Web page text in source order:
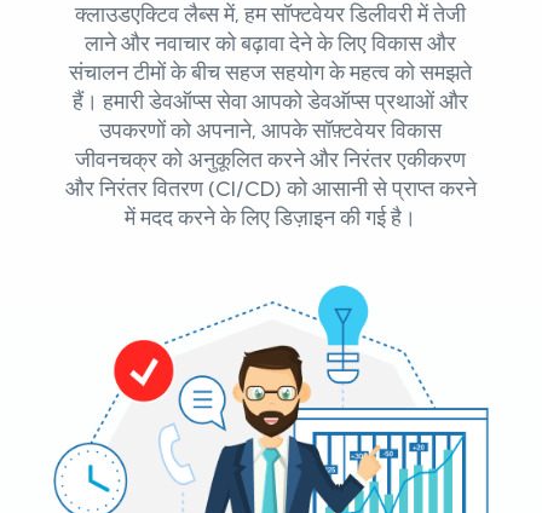
क्लाउडएक्टिव लैब्स में, हम सॉफ्टवेयर डिलीवरी में तेजी
लाने और नवाचार को बढ़ावा देने के लिए विकास और
संचालन टीमों के बीच सहज सहयोग के महत्व को समझते
हैं। हमारी डेवऑप्स सेवा आपको डेवऑप्स प्रथाओं और
उपकरणों को अपनाने, आपके सॉफ़्टवेयर विकास
जीवनचक्र को अनुकूलित करने और निरंतर एकीकरण
और निरंतर वितरण (CI/CD) को आसानी से प्राप्त करने
में मदद करने के लिए डिज़ाइन की गई है।